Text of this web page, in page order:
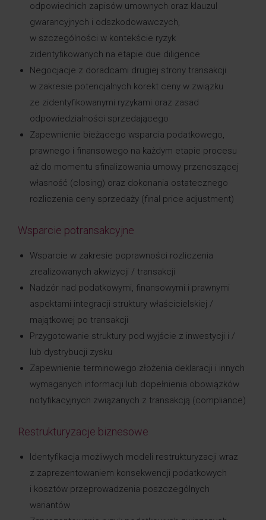
odpowiednich zapisów umownych oraz klauzul
gwarancyjnych i odszkodowawczych,
w szczególności w kontekście ryzyk
zidentyfikowanych na etapie due diligence
Negocjacje z doradcami drugiej strony transakcji
w zakresie potencjalnych korekt ceny w związku
ze zidentyfikowanymi ryzykami oraz zasad
odpowiedzialności sprzedającego
Zapewnienie bieżącego wsparcia podatkowego,
prawnego i finansowego na każdym etapie procesu
aż do momentu sfinalizowania umowy przenoszącej
własność (closing) oraz dokonania ostatecznego
rozliczenia ceny sprzedaży (final price adjustment)
Wsparcie potransakcyjne
Wsparcie w zakresie poprawności rozliczenia
zrealizowanych akwizycji / transakcji
Nadzór nad podatkowymi, finansowymi i prawnymi
aspektami integracji struktury właścicielskiej /
majątkowej po transakcji
Przygotowanie struktury pod wyjście z inwestycji i /
lub dystrybucji zysku
Zapewnienie terminowego złożenia deklaracji i innych
wymaganych informacji lub dopełnienia obowiązków
notyfikacyjnych związanych z transakcją (compliance)
Restrukturyzacje biznesowe
Identyfikacja możliwych modeli restrukturyzacji wraz
z zaprezentowaniem konsekwencji podatkowych
i kosztów przeprowadzenia poszczególnych
wariantów